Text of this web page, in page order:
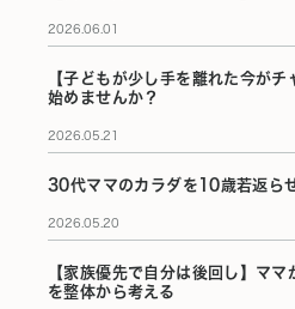
2026.06.01
【子どもが少し手を離れた今が
始めませんか？
2026.05.21
30代ママのカラダを10歳若返ら
2026.05.20
【家族優先で自分は後回し】マ
を整体から考える